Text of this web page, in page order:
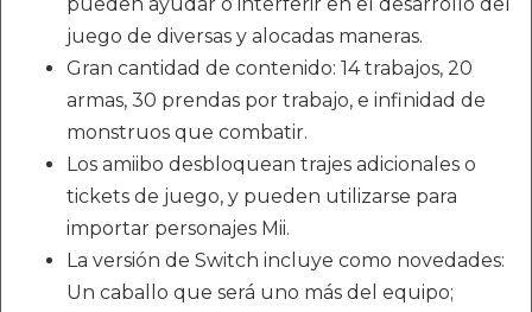
juego de diversas y alocadas maneras.
Gran cantidad de contenido: 14 trabajos, 20
armas, 30 prendas por trabajo, e infinidad de
monstruos que combatir.
Los amiibo desbloquean trajes adicionales o
tickets de juego, y pueden utilizarse para
importar personajes Mii.
La versión de Switch incluye como novedades:
Un caballo que será uno más del equipo;